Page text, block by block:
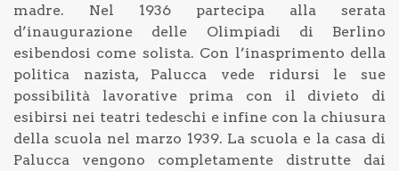
madre. Nel 1936 partecipa alla serata
d’inaugurazione delle Olimpiadi di Berlino
esibendosi come solista. Con l’inasprimento della
politica nazista, Palucca vede ridursi le sue
possibilità lavorative prima con il divieto di
esibirsi nei teatri tedeschi e infine con la chiusura
della scuola nel marzo 1939. La scuola e la casa di
Palucca vengono completamente distrutte dai